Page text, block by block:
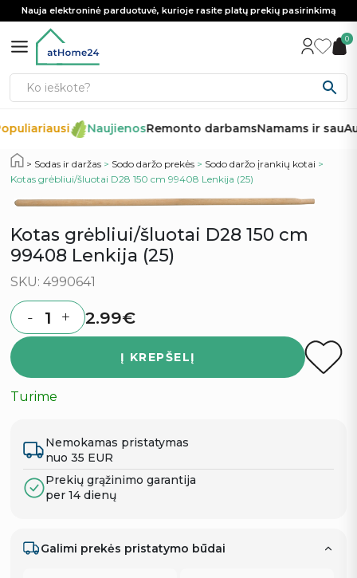
Nauja elektroninė parduotuvė, kurioje rasite platų prekių pasirinkimą
0
NaujienosRemonto darbamsNamams ir sau
Sodas ir daržas > Sodo daržo prekės > Sodo daržo įrankių kotai >
Kotas grėbliui/šluotai D28 150 cm 99408 Lenkija (25)
Kotas grėbliui/šluotai D28 150 cm
99408 Lenkija (25)
SKU: 4990641
Quantity
- + 2.99€
Į KREPŠELĮ
Turime
Nemokamas pristatymas
nuo 35 EUR
Prekių grąžinimo garantija
per 14 dienų
Galimi prekės pristatymo būdai